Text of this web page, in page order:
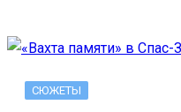
СЮЖЕТЫ